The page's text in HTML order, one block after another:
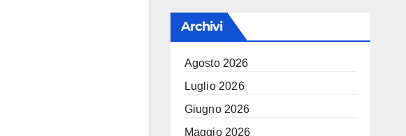
Archivi
Agosto 2026
Luglio 2026
Giugno 2026
Maggio 2026